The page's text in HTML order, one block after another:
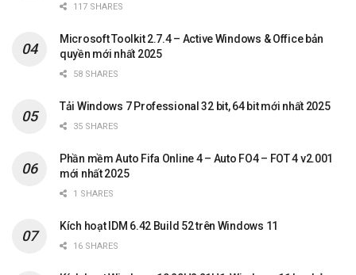
117 SHARES
Microsoft Toolkit 2.7.4 – Active Windows & Office bản
quyền mới nhất 2025
58 SHARES
Tải Windows 7 Professional 32 bit, 64 bit mới nhất 2025
35 SHARES
Phần mềm Auto Fifa Online 4 – Auto FO4 – FOT 4 v2.001
mới nhất 2025
1 SHARES
Kích hoạt IDM 6.42 Build 52 trên Windows 11
16 SHARES